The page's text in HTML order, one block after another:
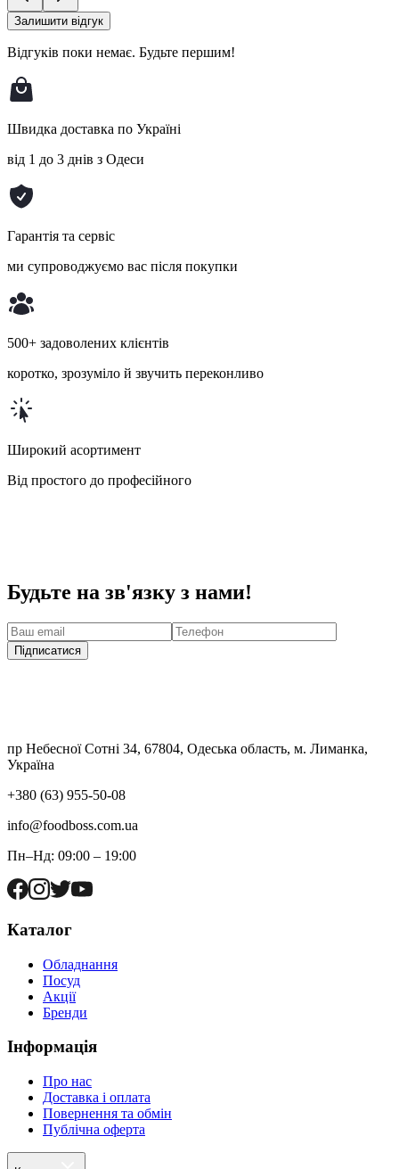
Залишити відгук
Відгуків поки немає. Будьте першим!
Швидка доставка по Україні
від 1 до 3 днів з Одеси
Гарантія та сервіс
ми супроводжуємо вас після покупки
500+ задоволених клієнтів
коротко, зрозуміло й звучить переконливо
Широкий асортимент
Від простого до професійного
Будьте на зв'язку з нами!
Підписатися
пр Небесної Сотні 34, 67804, Одеська область, м. Лиманка,
Україна
+380 (63) 955-50-08
info@foodboss.com.ua
Пн–Нд: 09:00 – 19:00
Каталог
Обладнання
Посуд
Акції
Бренди
Інформація
Про нас
Доставка і оплата
Повернення та обмін
Публічна оферта